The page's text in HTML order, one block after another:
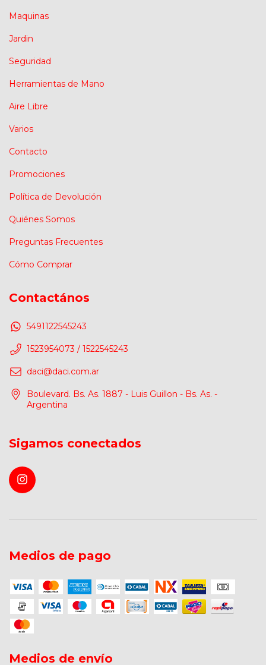
Maquinas
Jardin
Seguridad
Herramientas de Mano
Aire Libre
Varios
Contacto
Promociones
Política de Devolución
Quiénes Somos
Preguntas Frecuentes
Cómo Comprar
Contactános
5491122545243
1523954073 / 1522545243
daci@daci.com.ar
Boulevard. Bs. As. 1887 - Luis Guillon - Bs. As. -
Argentina
Sigamos conectados
Medios de pago
Medios de envío